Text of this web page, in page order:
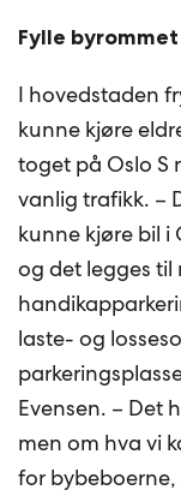
Fylle byrommet
I hovedstaden
kunne kjøre
toget på Oslo S
vanlig trafikk. –
kunne kjøre bil
og det legges
laste- og
Evensen. – Det
men om hva vi
for bybeboerne,